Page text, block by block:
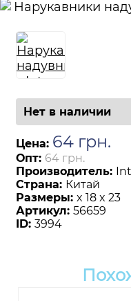
Нет в наличии
Цена: 64 грн.
Опт: 64 грн.
Производитель:
Страна: Китай
Размеры: x 18 x 23
Артикул: 56659
ID: 3994